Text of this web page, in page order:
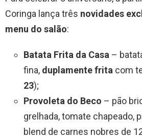
Coringa lança três novidades
menu do salão:
Batata Frita da Casa –
fina, duplamente frita com
23);
Provoleta do Beco – pão
grelhada, tomate chapeado,
blend de carnes nobres de